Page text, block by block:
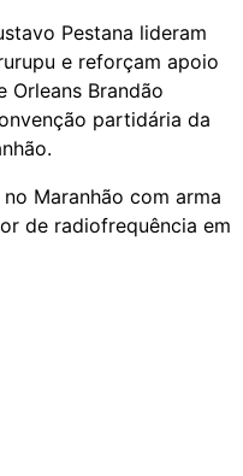
Pestana lideram
e reforçam apoio
Orleans Brandão
partidária da
Maranhão com arma
de radiofrequência em